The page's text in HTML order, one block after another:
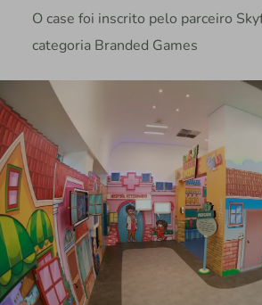
O case foi inscrito pelo parceiro
categoria Branded Games